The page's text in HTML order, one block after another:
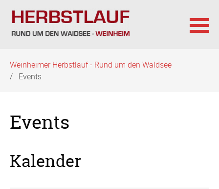
überspringen
Weinheimer Herbstlauf - Rund um den Waldsee
Events
Events
Kalender